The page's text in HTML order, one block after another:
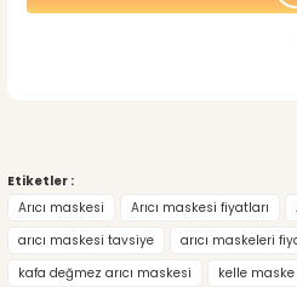
Etiketler :
Arıcı maskesi
Arıcı maskesi fiyatları
arıcı maskesi tavsiye
arıcı maskeleri
kafa değmez arıcı maskesi
kelle maske